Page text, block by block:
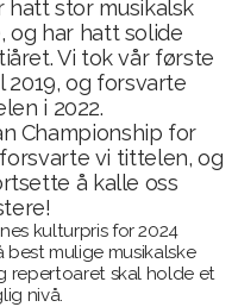
hatt stor musikalsk
og har hatt solide
Vi tok vår første
2019, og forsvarte
i 2022.
Championship for
vi tittelen, og
å kalle oss
kulturpris for 2024
best mulige musikalske
repertoaret skal holde et
nivå.